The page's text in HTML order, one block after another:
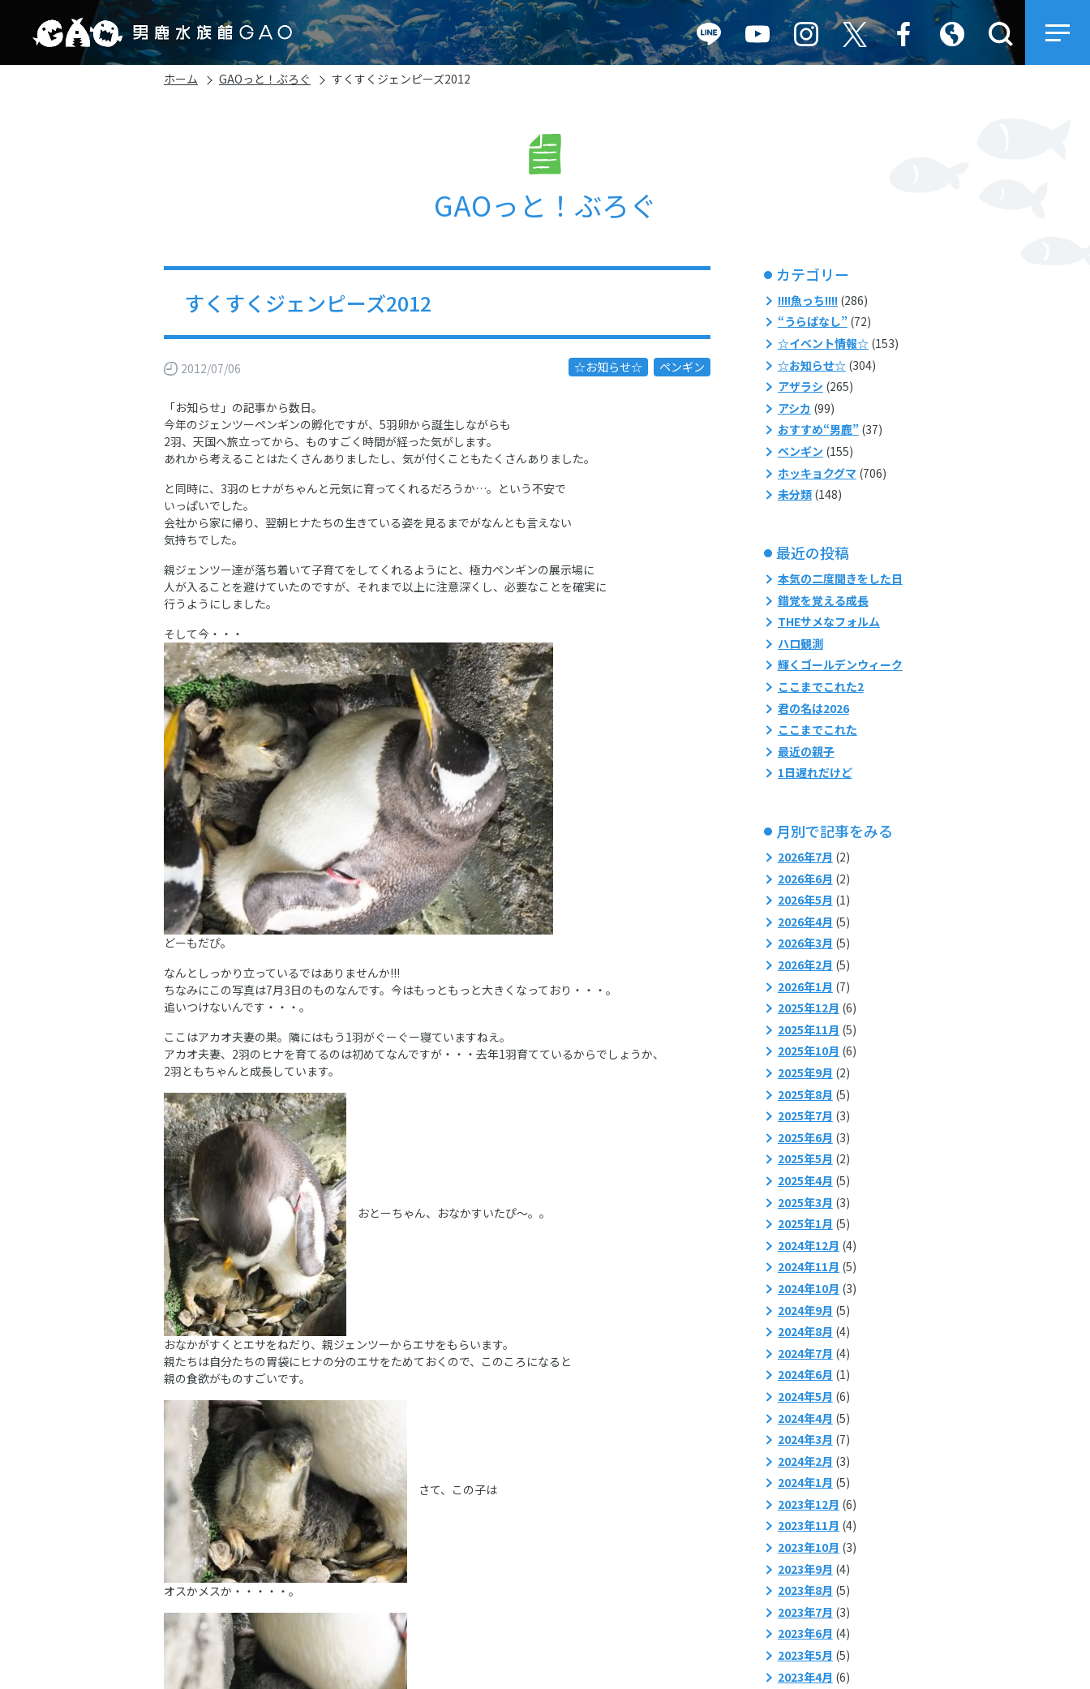
ホーム GAOっと！ぶろぐ すくすくジェンピーズ2012
GAOっと！ぶろぐ
すくすくジェンピーズ2012
2012/07/06 ☆お知らせ☆ ペンギン
「お知らせ」の記事から数日。
今年のジェンツーペンギンの孵化ですが、5羽卵から誕生しながらも
2羽、天国へ旅立ってから、ものすごく時間が経った気がします。
あれから考えることはたくさんありましたし、気が付くこともたくさんありました。
と同時に、3羽のヒナがちゃんと元気に育ってくれるだろうか…。という不安で
いっぱいでした。
会社から家に帰り、翌朝ヒナたちの生きている姿を見るまでがなんとも言えない
気持ちでした。
親ジェンツー達が落ち着いて子育てをしてくれるようにと、極力ペンギンの展示場に
人が入ることを避けていたのですが、それまで以上に注意深くし、必要なことを確実に
行うようにしました。
そして今・・・
どーもだぴ。
なんとしっかり立っているではありませんか!!!
ちなみにこの写真は7月3日のものなんです。今はもっともっと大きくなっており・・・。
追いつけないんです・・・。
ここはアカオ夫妻の巣。隣にはもう1羽がぐーぐー寝ていますねえ。
アカオ夫妻、2羽のヒナを育てるのは初めてなんですが・・・去年1羽育てているからでしょうか、
2羽ともちゃんと成長しています。
おとーちゃん、おなかすいたぴ～。。
おなかがすくとエサをねだり、親ジェンツーからエサをもらいます。
親たちは自分たちの胃袋にヒナの分のエサをためておくので、このころになると
親の食欲がものすごいです。
さて、この子は
オスかメスか・・・・・。
カテゴリー
!!!!魚っち!!!!(286)
“うらばなし”(72)
☆イベント情報☆(153)
☆お知らせ☆(304)
アザラシ (265)
アシカ (99)
おすすめ“男鹿”(37)
ペンギン (155)
ホッキョクグマ (706)
未分類(148)
最近の投稿
本気の二度聞きをした日
錯覚を覚える成長
THEサメなフォルム
ハロ観測
輝くゴールデンウィーク
ここまでこれた2
君の名は2026
ここまでこれた
最近の親子
1日遅れだけど
月別で記事をみる
2026年7月 (2)
2026年6月 (2)
2026年5月 (1)
2026年4月 (5)
2026年3月 (5)
2026年2月 (5)
2026年1月 (7)
2025年12月 (6)
2025年11月 (5)
2025年10月 (6)
2025年9月 (2)
2025年8月 (5)
2025年7月 (3)
2025年6月 (3)
2025年5月 (2)
2025年4月 (5)
2025年3月 (3)
2025年1月 (5)
2024年12月 (4)
2024年11月 (5)
2024年10月 (3)
2024年9月 (5)
2024年8月 (4)
2024年7月 (4)
2024年6月 (1)
2024年5月 (6)
2024年4月 (5)
2024年3月 (7)
2024年2月 (3)
2024年1月 (5)
2023年12月 (6)
2023年11月 (4)
2023年10月 (3)
2023年9月 (4)
2023年8月 (5)
2023年7月 (3)
2023年6月 (4)
2023年5月 (5)
2023年4月 (6)